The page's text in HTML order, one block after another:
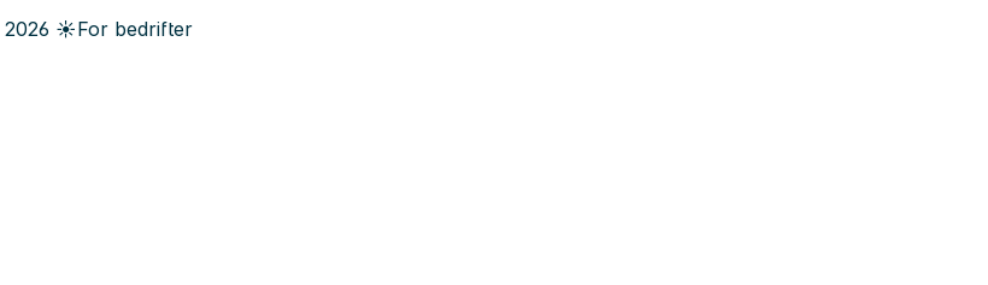
2026 ☀️For bedrifter